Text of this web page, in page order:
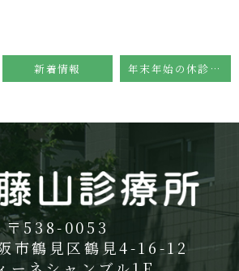
新着情報 年末年始の休診のお知らせ
〒538-0053
市鶴見区鶴見4-16-12